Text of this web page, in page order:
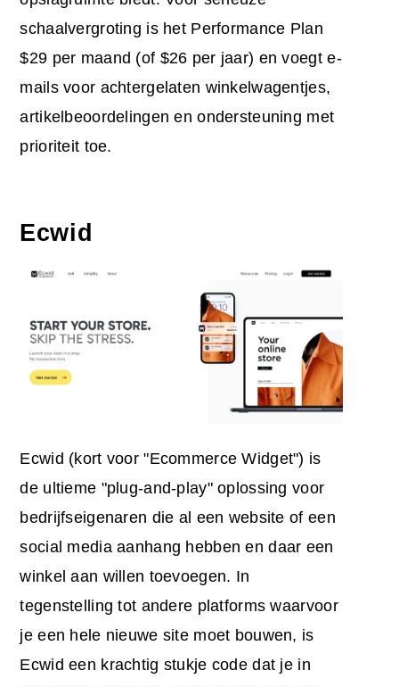
schaalvergroting is het Performance Plan
$29 per maand (of $26 per jaar) en voegt e-
mails voor achtergelaten winkelwagentjes,
artikelbeoordelingen en ondersteuning met
prioriteit toe.
Ecwid
Ecwid (kort voor "Ecommerce Widget") is
de ultieme "plug-and-play" oplossing voor
bedrijfseigenaren die al een website of een
social media aanhang hebben en daar een
winkel aan willen toevoegen. In
tegenstelling tot andere platforms waarvoor
je een hele nieuwe site moet bouwen, is
Ecwid een krachtig stukje code dat je in